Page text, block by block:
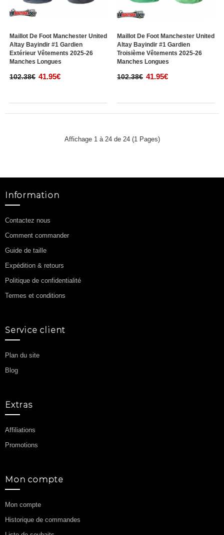
Maillot De Foot Manchester United
Altay Bayindir #1 Gardien
Extérieur Vêtements 2025-26
Manches Longues
102.38€ 41.95€
Maillot De Foot Manchester United
Altay Bayindir #1 Gardien
Troisième Vêtements 2025-26
Manches Longues
102.38€ 41.95€
Affichage 1 à 24 de 24 (1 Pages)
Information
Contactez nous
Comment commander
Guide de taille
Expédition & retours
Politique de confidentialité
Termes et conditions
Service client
Plan du site
Blog
Extras
Affiliations
Promotions
Mon compte
Mon compte
Historique de commandes